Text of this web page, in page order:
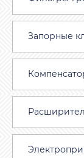
Запорные